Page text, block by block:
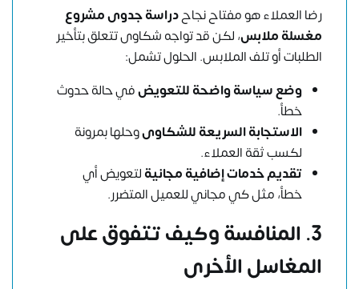
رضا العملاء هو مفتاح نجاحدراسة جدوى مشروع
مغسلة ملابس، لكن قد تواجه شكاوى تتعلق بتأخير
الطلبات أو تلف الملابس. الحلول تشمل:
وضع سياسة واضحة للتعويضفي حالة حدوث
خطأ.
الاستجابة السريعة للشكاوىوحلها بمرونة
لكسب ثقة العملاء.
تقديم خدمات إضافية مجانيةلتعويض أي
خطأ، مثل كي مجاني للعميل المتضرر.
3. المنافسة وكيف تتفوق على
المغاسل الأخرى